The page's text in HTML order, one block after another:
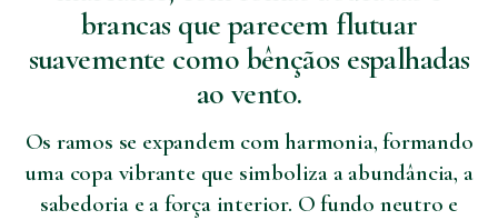
brancas que parecem flutuar
suavemente como bênçãos espalhadas
ao vento.
Os ramos se expandem com harmonia, formando
uma copa vibrante que simboliza a abundância, a
sabedoria e a força interior. O fundo neutro e